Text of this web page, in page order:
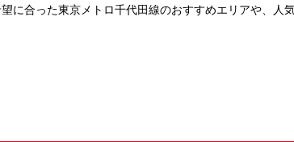
に合った東京メトロ千代田線のおすすめエリアや、人